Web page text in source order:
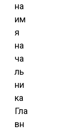
на
им
я
на
ча
ль
ни
ка
Гла
вн